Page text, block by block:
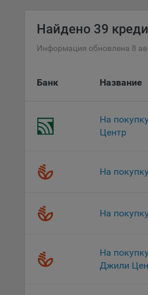
Найдено 39
Информация обновлена 8
Банк Название
На
Центр
На
На
На
Джили